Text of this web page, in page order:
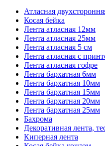
Атласная
Косая бейка
Лента атласная 12мм
Лента атласная 25мм
Лента атласная 5 см
Лента атласная с
Лента атласная гофре
Лента бархатная 6мм
Лента бархатная 10мм
Лента бархатная 15мм
Лента бархатная 20мм
Лента бархатная 25мм
Бахрома
Декоративная лента,
Киперная лента